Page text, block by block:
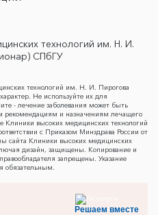
технологий им. Н. И.
СПбГУ
технологий им. Н. И. Пирогова
Не используйте их для
- лечение заболевания может быть
рекомендациям и назначениям лечащего
высоких медицинских технологий
с Приказом Минздрава России от
сайта Клиники высоких медицинских
дизайн, защищены. Копирование и
запрещены. Указание
обязательным.
Решаем вместе